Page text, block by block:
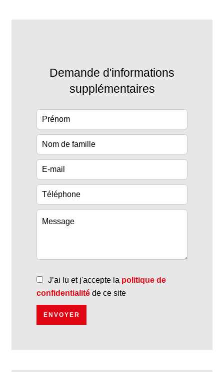
Demande d'informations
supplémentaires
J’ai lu et j'accepte la politique de
confidentialité de ce site
ENVOYER